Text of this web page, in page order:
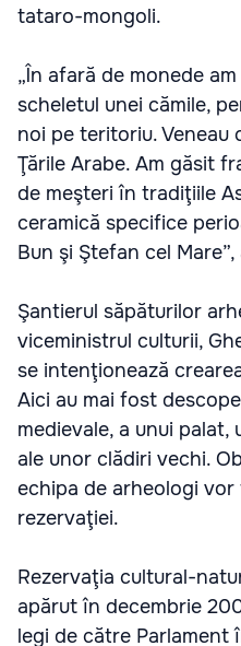
tataro-mongoli.
„În afară de monede
scheletul unei cămile,
noi pe teritoriu. Veneau
Ţările Arabe. Am găsit
de meşteri în tradiţiile
ceramică specifice
Bun şi Ştefan cel
Şantierul săpăturilor
viceministrul culturii,
se intenţionează
Aici au mai fost
medievale, a unui palat,
ale unor clădiri vechi.
echipa de arheologi vor
rezervaţiei.
Rezervaţia cultural-
apărut în decembrie
legi de către Parlament